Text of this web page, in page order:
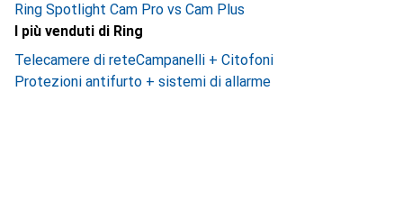
Ring Spotlight Cam Pro vs Cam Plus
I più venduti di Ring
Telecamere di reteCampanelli + Citofoni
Protezioni antifurto + sistemi di allarme